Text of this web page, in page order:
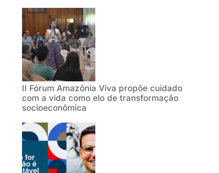
II Fórum Amazônia Viva propõe cuidado
com a vida como elo de transformação
socioeconômica